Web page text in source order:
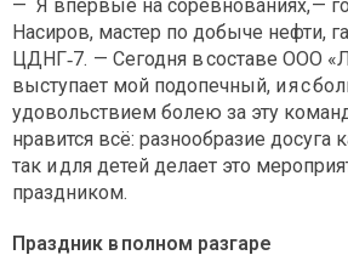
— Я впервые на соревнованиях, —
Насиров, мастер по добыче нефти,
ЦДНГ‑7. — Сегодня в составе ООО
выступает мой подопечный, и я с
удовольствием болею за эту
нравится всё: разнообразие досуга
так и для детей делает это
праздником.
Праздник в полном разгаре